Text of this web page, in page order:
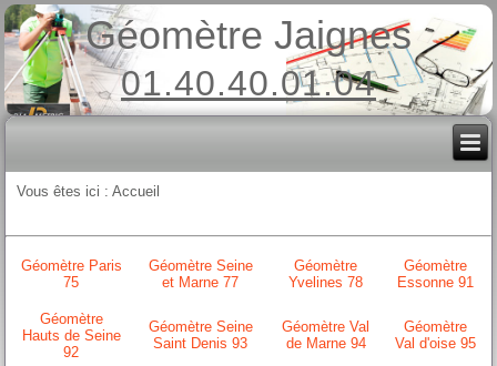
Géomètre Jaignes
01.40.40.01.04
Vous êtes ici :Accueil
Géomètre Paris
75
Géomètre Seine
et Marne 77
Géomètre
Yvelines 78
Géomètre
Essonne 91
Géomètre
Hauts de Seine
92
Géomètre Seine
Saint Denis 93
Géomètre Val
de Marne 94
Géomètre
Val d'oise 95